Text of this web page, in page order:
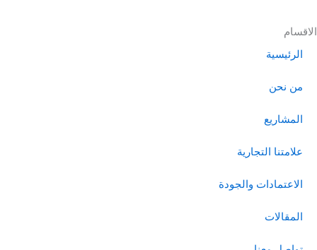
الاقسام
الرئيسية
من نحن
المشاريع
علامتنا التجارية
الاعتمادات والجودة
المقالات